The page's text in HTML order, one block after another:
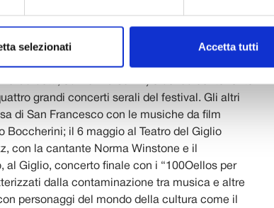
selezionati Accetta tutti
un accurato lavoro di ricerca, revisione e di
Giacomo Puccini e dalla professoressa
Il concerto sarà anticipato, a mezzogiorno
del libro “Giacomo Puccini organista.
Guidotti, edizioni Olsclhki) e del cd contenente
grandi concerti serali del festival. Gli altri
di San Francesco con le musiche da film
Boccherini; il 6 maggio al Teatro del Giglio
con la cantante Norma Winstone e il
Giglio, concerto finale con i “100Oellos per
dalla contaminazione tra musica e altre
personaggi del mondo della cultura come il